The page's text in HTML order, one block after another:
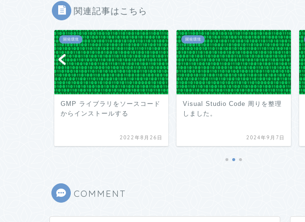
関連記事はこちら
開発環境
GMP ライブラリをソースコード
からインストールする
2022年8月26日
開発環境
Visual Studio Code 周りを整理
しました。
2024年9月7日
COMMENT